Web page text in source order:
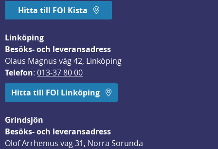
Hitta till FOI Kista
Linköping
Besöks- och leveransadress
Olaus Magnus väg 42, Linköping
Telefon: 013-37 80 00
Hitta till FOI Linköping
Grindsjön
Besöks- och leveransadress
Olof Arrhenius väg 31, Norra Sorunda